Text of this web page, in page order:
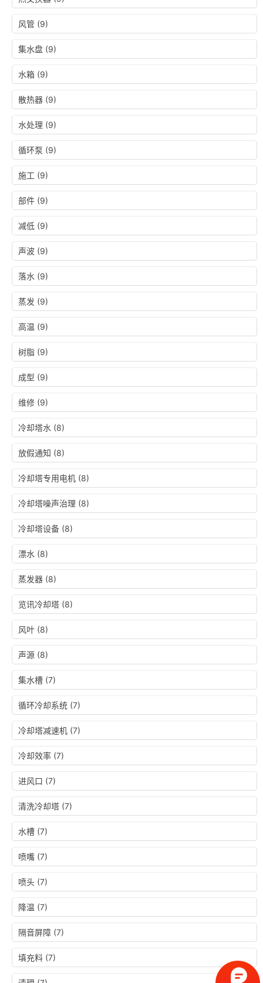
风管 (9)
集水盘 (9)
水箱 (9)
散热器 (9)
水处理 (9)
循环泵 (9)
施工 (9)
部件 (9)
减低 (9)
声波 (9)
落水 (9)
蒸发 (9)
高温 (9)
树脂 (9)
成型 (9)
维修 (9)
冷却塔水 (8)
放假通知 (8)
冷却塔专用电机 (8)
冷却塔噪声治理 (8)
冷却塔设备 (8)
漂水 (8)
蒸发器 (8)
览讯冷却塔 (8)
风叶 (8)
声源 (8)
集水槽 (7)
循环冷却系统 (7)
冷却塔减速机 (7)
冷却效率 (7)
进风口 (7)
清洗冷却塔 (7)
水槽 (7)
喷嘴 (7)
喷头 (7)
降温 (7)
隔音屏障 (7)
填充料 (7)